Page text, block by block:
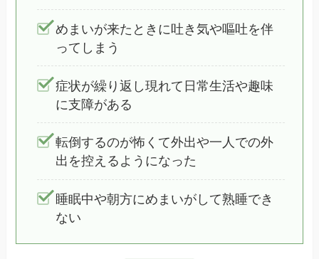
めまいが来たときに吐き気や嘔吐を伴
ってしまう
症状が繰り返し現れて日常生活や趣味
に支障がある
転倒するのが怖くて外出や一人での外
出を控えるようになった
睡眠中や朝方にめまいがして熟睡でき
ない